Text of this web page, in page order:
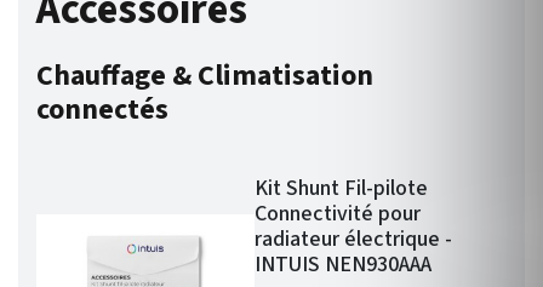
Chauffage & Climatisation
connectés
Kit Shunt Fil-pilote
Connectivité pour
radiateur électrique -
INTUIS NEN930AAA